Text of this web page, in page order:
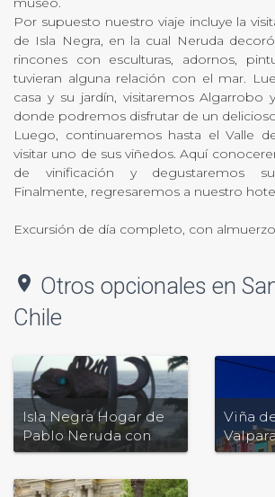
Por supuesto nuestro viaje incluye la
de Isla Negra, en la cual Neruda
rincones con esculturas, adornos,
tuvieran alguna relación con el mar.
casa y su jardín, visitaremos Algarrobo
donde podremos disfrutar de un
Luego, continuaremos hasta el Valle
visitar uno de sus viñedos. Aquí
de vinificación y degustaremos
Finalmente, regresaremos a nuestro
Excursión de día completo, con
location_on Otros opcionales en
Chile
Isla Negra Hogar de
Pablo Neruda con
viñedo
Viña